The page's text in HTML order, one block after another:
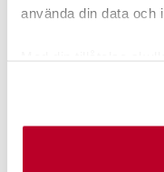
använda din data och
Identifiera din
specifika